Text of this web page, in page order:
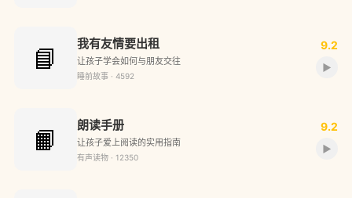
📘 我有友情要出租
让孩子学会如何与朋友交往
睡前故事 · 4592
9.2
▶
📙 朗读手册
让孩子爱上阅读的实用指南
有声读物 · 12350
9.2
▶